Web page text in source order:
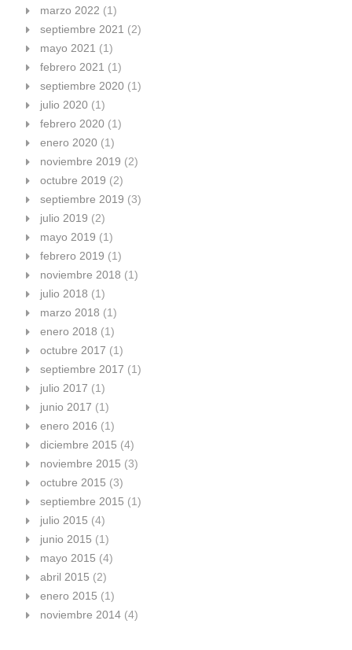
marzo 2022 (1)
septiembre 2021 (2)
mayo 2021 (1)
febrero 2021 (1)
septiembre 2020 (1)
julio 2020 (1)
febrero 2020 (1)
enero 2020 (1)
noviembre 2019 (2)
octubre 2019 (2)
septiembre 2019 (3)
julio 2019 (2)
mayo 2019 (1)
febrero 2019 (1)
noviembre 2018 (1)
julio 2018 (1)
marzo 2018 (1)
enero 2018 (1)
octubre 2017 (1)
septiembre 2017 (1)
julio 2017 (1)
junio 2017 (1)
enero 2016 (1)
diciembre 2015 (4)
noviembre 2015 (3)
octubre 2015 (3)
septiembre 2015 (1)
julio 2015 (4)
junio 2015 (1)
mayo 2015 (4)
abril 2015 (2)
enero 2015 (1)
noviembre 2014 (4)